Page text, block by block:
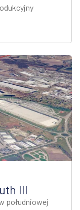
III
południowej